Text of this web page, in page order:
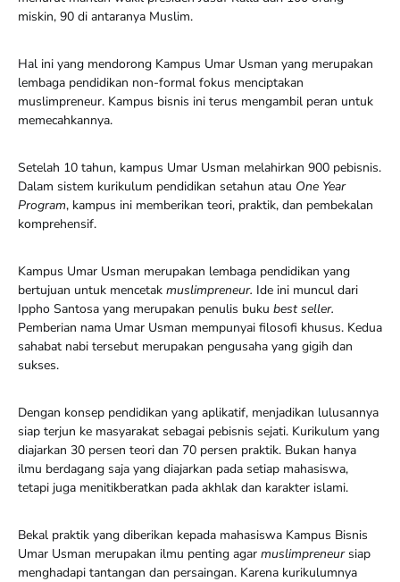
miskin, 90 di antaranya Muslim.
Hal ini yang mendorong Kampus Umar Usman yang merupakan
lembaga pendidikan non-formal fokus menciptakan
muslimpreneur. Kampus bisnis ini terus mengambil peran untuk
memecahkannya.
Setelah 10 tahun, kampus Umar Usman melahirkan 900 pebisnis.
Dalam sistem kurikulum pendidikan setahun atau One Year
Program, kampus ini memberikan teori, praktik, dan pembekalan
komprehensif.
Kampus Umar Usman merupakan lembaga pendidikan yang
bertujuan untuk mencetak muslimpreneur. Ide ini muncul dari
Ippho Santosa yang merupakan penulis buku best seller.
Pemberian nama Umar Usman mempunyai filosofi khusus. Kedua
sahabat nabi tersebut merupakan pengusaha yang gigih dan
sukses.
Dengan konsep pendidikan yang aplikatif, menjadikan lulusannya
siap terjun ke masyarakat sebagai pebisnis sejati. Kurikulum yang
diajarkan 30 persen teori dan 70 persen praktik. Bukan hanya
ilmu berdagang saja yang diajarkan pada setiap mahasiswa,
tetapi juga menitikberatkan pada akhlak dan karakter islami.
Bekal praktik yang diberikan kepada mahasiswa Kampus Bisnis
Umar Usman merupakan ilmu penting agar muslimpreneursiap
menghadapi tantangan dan persaingan. Karena kurikulumnya